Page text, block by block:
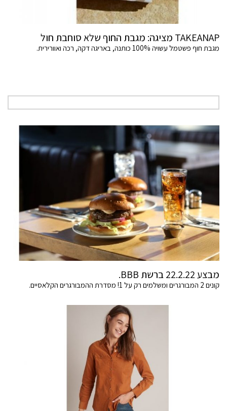
TAKEANAP מציגה: מגבת החוף שלא סוחבת חול
מגבת חוף פשטמל עשויה 100% כותנה, באריגה דקה, רכה ואוורירית.
מבצע 22.2.22 ברשת BBB.
קונים 2 המבורגרים ומשלמים רק על 1! מסדרת ההמבורגרים הקלאסיים.